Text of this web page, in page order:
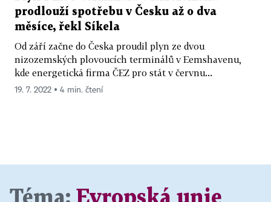
prodlouží spotřebu v Česku až o dva
měsíce, řekl Síkela
Od září začne do Česka proudil plyn ze dvou
nizozemských plovoucích terminálů v Eemshavenu,
kde energetická firma ČEZ pro stát v červnu...
19. 7. 2022 ▪ 4 min. čtení
Téma: Evropská unie